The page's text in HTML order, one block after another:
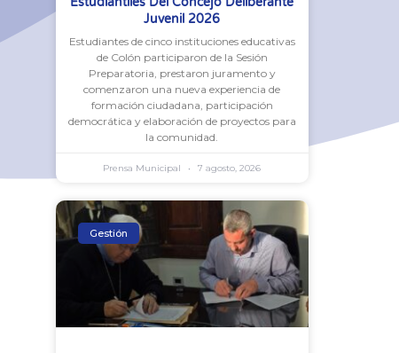
Juvenil 2026
Estudiantes de cinco instituciones educativas
de Colón participaron de la Sesión
Preparatoria, prestaron juramento y
comenzaron una nueva experiencia de
formación ciudadana, participación
democrática y elaboración de proyectos para
la comunidad.
Prensa Municipal 7 agosto, 2026
Gestión